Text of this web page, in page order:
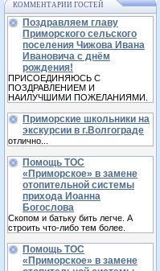
КОММЕНТАРИИ ГОСТЕЙ
Поздравляем главу
Приморского сельского
поселения Чижова Ивана
Ивановича с днём
рождения!
ПРИСОЕДИНЯЮСЬ С
ПОЗДРАВЛЕНИЕМ И
НАИЛУЧШИМИ ПОЖЕЛАНИЯМИ.
Приморские школьники на
экскурсии в г.Волгограде
отлично...
Помощь ТОС
«Приморское» в замене
отопительной системы
прихода Иоанна
Богослова
Скопом и батьку бить легче. А
строить что-либо тем более.
Помощь ТОС
«Приморское» в замене